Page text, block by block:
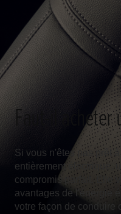
Faut-il acheter
Si vous n'êtes pas prêt
entièrement électrique,
compromis parfait. Elle
avantages de l'énergie
votre façon de conduire